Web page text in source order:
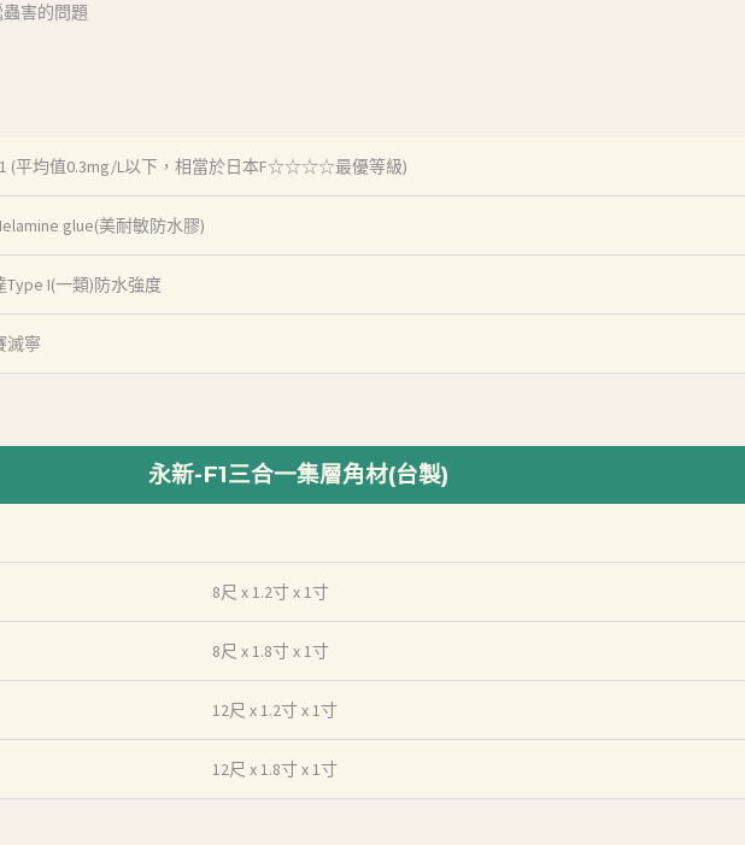
害的問題
(平均值0.3mg/L以下，相當於日本F☆☆☆☆最優等級)
glue(美耐敏防水膠)
Type I(一類)防水強度
滅寧
永新-F1三合一集層角材(台製)
8尺 x 1.2寸 x 1寸
8尺 x 1.8寸 x 1寸
12尺 x 1.2寸 x 1寸
12尺 x 1.8寸 x 1寸